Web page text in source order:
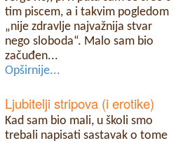
tim piscem, a i takvim pogledom
„nije zdravlje najvažnija stvar
nego sloboda“. Malo sam bio
začuđen...
Opširnije...
Ljubitelji stripova (i erotike)
Kad sam bio mali, u školi smo
trebali napisati sastavak o tome